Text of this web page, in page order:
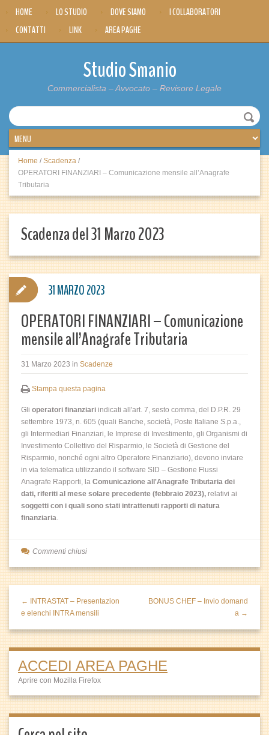
HOME LO STUDIO DOVE SIAMO
I COLLABORATORI
CONTATTI
LINK AREA PAGHE
Studio Smanio
Commercialista – Avvocato – Revisore Legale
Home / Scadenza /
OPERATORI FINANZIARI – Comunicazione mensile all’Anagrafe
Tributaria
Scadenza del 31 Marzo 2023
OPERATORI FINANZIARI – Comunicazione
mensile all’Anagrafe Tributaria
31 Marzo 2023 in Scadenze
Stampa questa pagina
Gli operatori finanziari indicati all'art. 7, sesto comma, del D.P.R. 29
settembre 1973, n. 605 (quali Banche, società, Poste Italiane S.p.a.,
gli Intermediari Finanziari, le Imprese di Investimento, gli Organismi di
Investimento Collettivo del Risparmio, le Società di Gestione del
Risparmio, nonché ogni altro Operatore Finanziario), devono inviare
in via telematica utilizzando il software SID – Gestione Flussi
Anagrafe Rapporti, la Comunicazione all'Anagrafe Tributaria dei
dati, riferiti al mese solare precedente (febbraio 2023), relativi ai
soggetti con i quali sono stati intrattenuti rapporti di natura
finanziaria.
31 MARZO 2023
Commenti chiusi
← INTRASTAT – Presentazion
e elenchi INTRA mensili
BONUS CHEF – Invio domand
a →
ACCEDI AREA PAGHE
Aprire con Mozilla Firefox